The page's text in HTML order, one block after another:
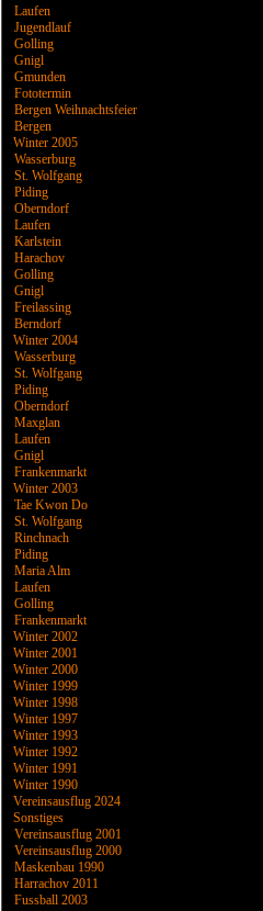
Laufen
Jugendlauf
Golling
Gnigl
Gmunden
Fototermin
Bergen Weihnachtsfeier
Bergen
Winter 2005
Wasserburg
St. Wolfgang
Piding
Oberndorf
Laufen
Karlstein
Harachov
Golling
Gnigl
Freilassing
Berndorf
Winter 2004
Wasserburg
St. Wolfgang
Piding
Oberndorf
Maxglan
Laufen
Gnigl
Frankenmarkt
Winter 2003
Tae Kwon Do
St. Wolfgang
Rinchnach
Piding
Maria Alm
Laufen
Golling
Frankenmarkt
Winter 2002
Winter 2001
Winter 2000
Winter 1999
Winter 1998
Winter 1997
Winter 1993
Winter 1992
Winter 1991
Winter 1990
Vereinsausflug 2024
Sonstiges
Vereinsausflug 2001
Vereinsausflug 2000
Maskenbau 1990
Harrachov 2011
Fussball 2003